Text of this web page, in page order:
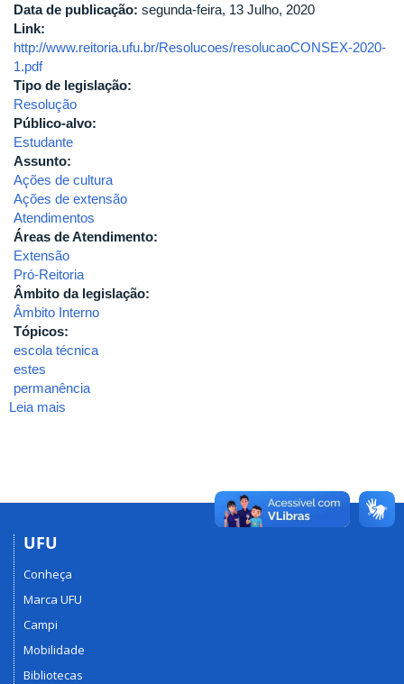
Data de publicação: segunda-feira, 13 Julho, 2020
Link:
http://www.reitoria.ufu.br/Resolucoes/resolucaoCONSEX-2020-
1.pdf
Tipo de legislação:
Resolução
Público-alvo:
Estudante
Assunto:
Ações de cultura
Ações de extensão
Atendimentos
Áreas de Atendimento:
Extensão
Pró-Reitoria
Âmbito da legislação:
Âmbito Interno
Tópicos:
escola técnica
estes
permanência
Leia mais
DO
as
normas
o
Programa
UFU
Conheça
Marca UFU
Campi
Mobilidade
Bibliotecas